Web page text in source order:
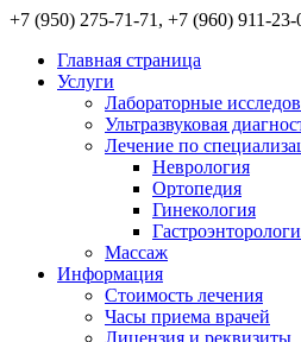
+7 (950) 275-71-71, +7 (960) 911-23-
Главная страница
Услуги
Лабораторные
Ультразвуковая
Лечение по
Неврология
Ортопедия
Гинекология
Массаж
Информация
Стоимость лечения
Часы приема врачей
Лицензия и реквизиты